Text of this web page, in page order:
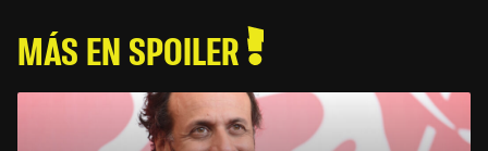
MÁS EN SPOILER